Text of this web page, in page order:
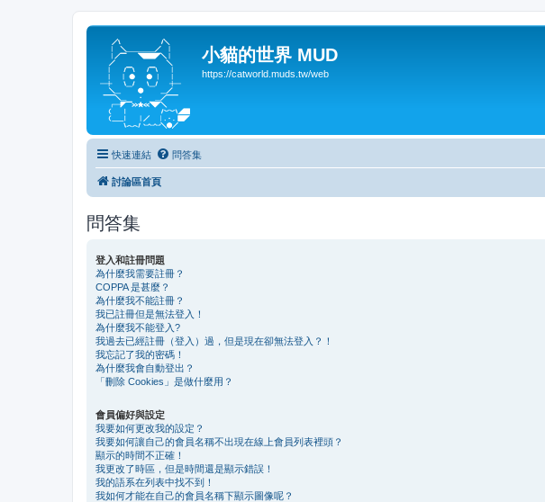
小貓的世界 MUD
https://catworld.muds.tw/web
快速連結 問答集
討論區首頁
問答集
登入和註冊問題
為什麼我需要註冊？
COPPA 是甚麼？
為什麼我不能註冊？
我已註冊但是無法登入！
為什麼我不能登入?
我過去已經註冊（登入）過，但是現在卻無法登入？！
我忘記了我的密碼！
為什麼我會自動登出？
「刪除 Cookies」是做什麼用？
會員偏好與設定
我要如何更改我的設定？
我要如何讓自己的會員名稱不出現在線上會員列表裡頭？
顯示的時間不正確！
我更改了時區，但是時間還是顯示錯誤！
我的語系在列表中找不到！
我如何才能在自己的會員名稱下顯示圖像呢？